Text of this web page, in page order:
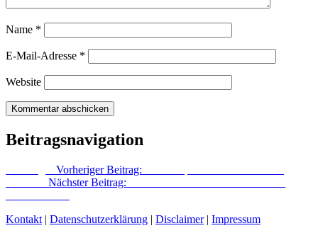
Name *
E-Mail-Adresse *
Website
Beitragsnavigation
Vorheriger Beitrag:
Nächster Beitrag:
Kontakt | Datenschutzerklärung | Disclaimer| Impressum